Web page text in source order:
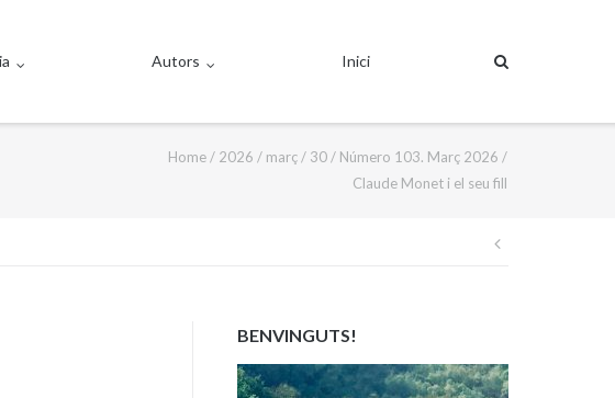
Autors Inici
Home/ 2026 / març/ 30/ Número 103. Març 2026 /
Claude Monet i el seu fill
Navegació
BENVINGUTS!